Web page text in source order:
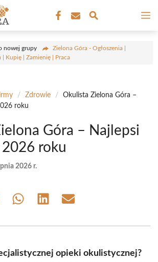
nowej grupy
Zielona Góra - Ogłoszenia |
| Kupię | Zamienię | Praca
/ Zdrowie /
Okulista Zielona Góra –
roku
Góra – Najlepsi
2026 roku
2026 r.
Share Share Share
opieki okulistycznej?